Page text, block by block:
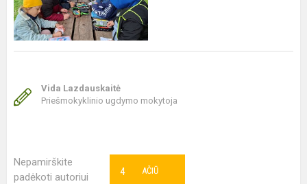
Vida Lazdauskaitė
Priešmokyklinio ugdymo mokytoja
Nepamirškite
padėkoti autoriui
AČIŪ
4